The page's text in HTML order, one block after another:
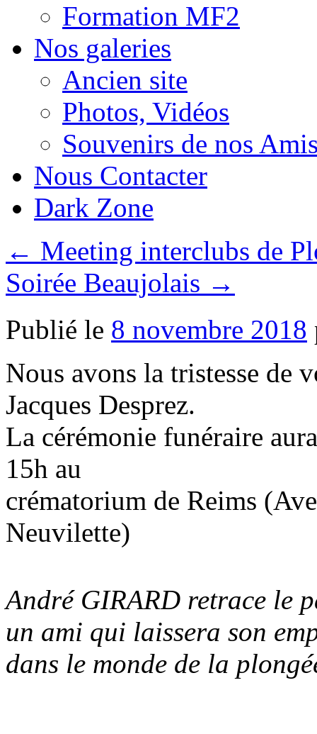
Formation MF2
Nos galeries
Ancien site
Photos, Vidéos
Souvenirs de nos
Nous Contacter
Dark Zone
← Meeting interclubs de
Soirée Beaujolais →
Publié le 8 novembre 2018
Nous avons la tristesse de
Jacques Desprez.
La cérémonie funéraire
15h au
crématorium de Reims
Neuvilette)
André GIRARD retrace le
un ami qui laissera son
dans le monde de la